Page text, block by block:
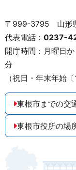
〒999-3795 山形
代表電話： 0237-
開庁時間：月曜日
分
（祝日・年末年始
東根市までの交
東根市役所の場